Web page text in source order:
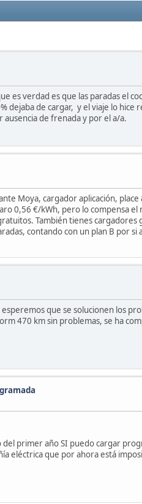
es verdad es que las paradas el
dejaba de cargar, y el viaje lo
de frenada y por el a/a.
Moya, cargador aplicación,
0,56 €/kWh, pero lo compensa
También tienes
contando con un plan B por
que se solucionen los
470 km sin problemas, se ha
del primer año SI puedo cargar
eléctrica que por ahora está